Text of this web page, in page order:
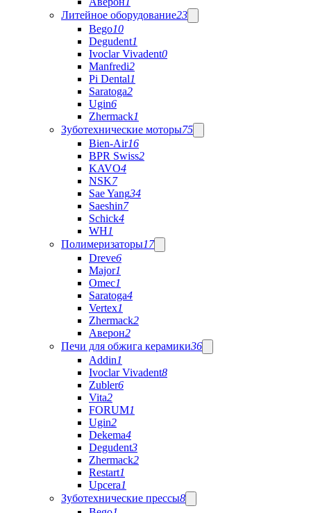
Литейное оборудование23
Bego10
Degudent1
Ivoclar Vivadent0
Manfredi2
Pi Dental1
Saratoga2
Ugin6
Zhermack1
Зуботехнические моторы75
Bien-Air16
BPR Swiss2
KAVO4
NSK7
Sae Yang34
Saeshin7
Schick4
WH1
Полимеризаторы17
Dreve6
Major1
Omec1
Saratoga4
Vertex1
Zhermack2
Аверон2
Печи для обжига керамики36
Addin1
Ivoclar Vivadent8
Zubler6
Vita2
FORUM1
Ugin2
Dekema4
Degudent3
Zhermack2
Restart1
Upcera1
Зуботехнические прессы8